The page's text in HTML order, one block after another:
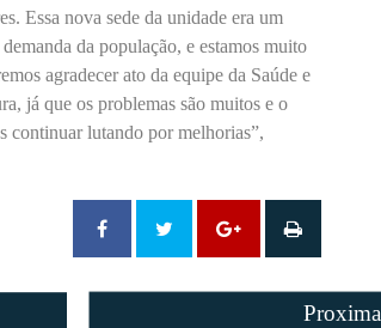
Essa nova sede da unidade era um
da população, e estamos muito
agradecer ato da equipe da Saúde e
já que os problemas são muitos e o
continuar lutando por melhorias”,
Proxima